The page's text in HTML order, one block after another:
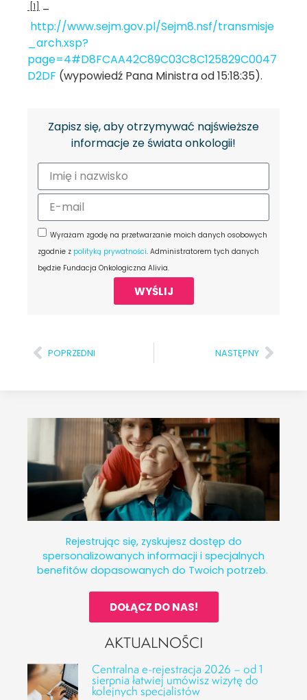
[1]
–
http://www.sejm.gov.pl/Sejm8.nsf/transmisje
_arch.xsp?
page=4#D8FCAA42C89C03C8C125829C0047
D2DF (wypowiedź Pana Ministra od 15:18:35).
Zapisz się, aby otrzymywać najświeższe
informacje ze świata onkologii!
Wyrażam zgodę na przetwarzanie moich danych osobowych
zgodnie z polityką prywatności. Administratorem tych danych
będzie Fundacja Onkologiczna Alivia.
WYŚLIJ
POPRZEDNI NASTĘPNY
Rejestrując się, zyskujesz dostęp do
spersonalizowanych informacji i specjalnych
benefitów dopasowanych do Twoich potrzeb.
DOŁĄCZ DO NAS!
AKTUALNOŚCI
Centralna e-rejestracja 2026 – od 1
sierpnia łatwiej umówisz wizytę do
kolejnych specjalistów